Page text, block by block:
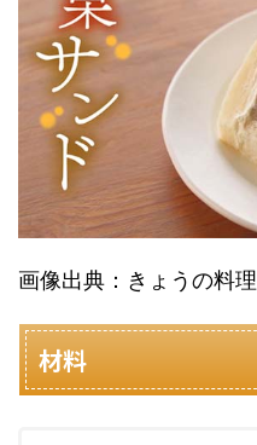
画像出典：きょうの料理
材料